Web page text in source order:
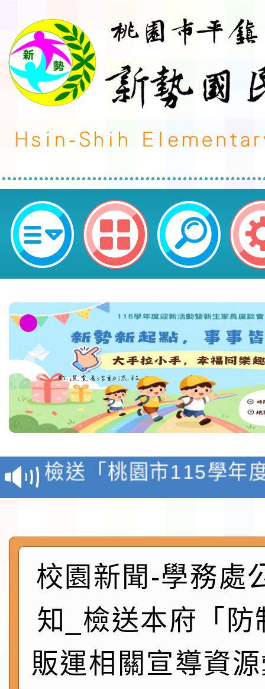
轉知_檢送本府「防制人口販運相
表」1份，請各校多加宣導運用，
平鎮區新勢國民小學
本校115學年度第1學
第3次招考代課鐘點教
告(不再辦理後續甄選)
檢送「桃園市115學年
賽實施要點」1份
本市「115學年度學生
程安排一案
「桃園市補助參觀特色
展演活動實施計畫」
請一案
社團法人中華民國畫廊
026 ART TAIPEI臺北
會」之「藝術教育日」
本校115學年度第1學
第2次招考代課鐘點教
告(採1次公告分次招考)
115 年度兒童課後照
0 小時業訓練課程
轉知本市體育總會划船
校園新聞-學務處
知_檢送本府「防
販運相關宣導資